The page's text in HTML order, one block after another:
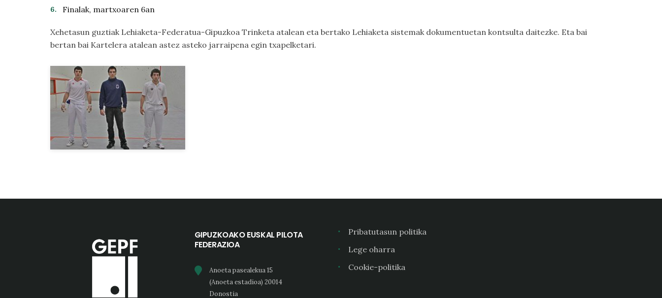
Finalak, martxoaren 6an
Xehetasun guztiak Lehiaketa-Federatua-Gipuzkoa Trinketa atalean eta bertako Lehiaketa sistemak dokumentuetan kontsulta daitezke. Eta bai
bertan bai Kartelera atalean astez asteko jarraipena egin txapelketari.
GIPUZKOAKO EUSKAL PILOTA
FEDERAZIOA
Anoeta pasealekua 15
(Anoeta estadioa) 20014
Donostia
Pribatutasun politika
Lege oharra
Cookie-politika